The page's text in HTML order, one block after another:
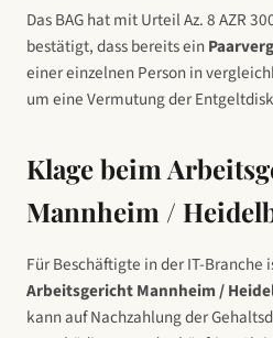
Das BAG hat mit Urteil Az. 8 AZR
bestätigt, dass bereits ein
einer einzelnen Person in
um eine Vermutung der
Klage beim
Mannheim /
Für Beschäftigte inder IT-Branche
Arbeitsgericht Mannheim /
kann auf Nachzahlung der